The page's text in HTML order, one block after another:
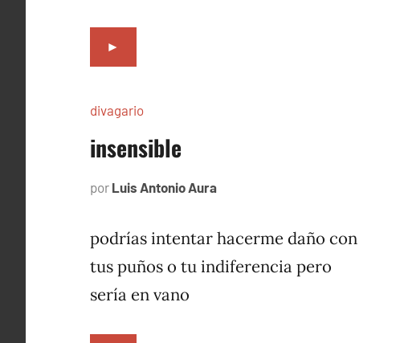
►
divagario
insensible
por Luis Antonio Aura
1996
podrías intentar hacerme daño con
tus puños o tu indiferencia pero
sería en vano